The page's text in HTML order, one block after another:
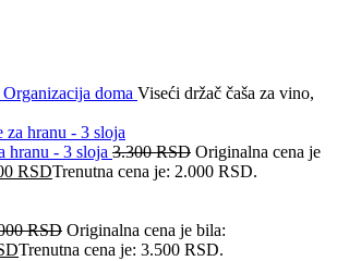
Organizacija doma Viseći držač čaša za vino,
hranu - 3 sloja 3.300RSD Originalna cena je
RSDTrenutna cena je: 2.000 RSD.
RSD Originalna cena je bila:
Trenutna cena je: 3.500 RSD.